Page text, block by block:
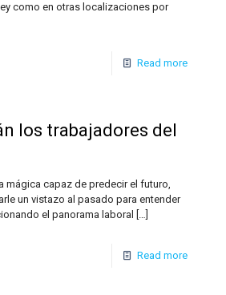
como en otras localizaciones por
Read more
los trabajadores del
mágica capaz de predecir el futuro,
un vistazo al pasado para entender
el panorama laboral
[…]
Read more